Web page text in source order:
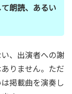
朗読、あるい
、出演者への謝
りません。ただ
掲載曲を演奏し